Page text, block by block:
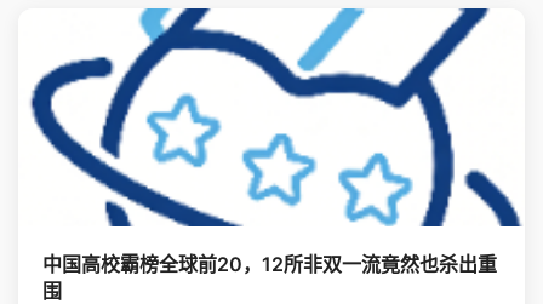
中国高校霸榜全球前20，12所非双一流竟然也杀出重
围